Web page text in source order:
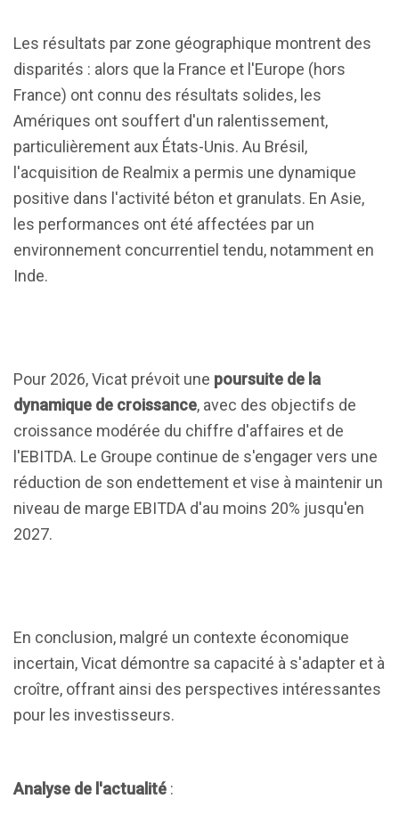
Les résultats par zone géographique montrent des
disparités : alors que la France et l'Europe (hors
France) ont connu des résultats solides, les
Amériques ont souffert d'un ralentissement,
particulièrement aux États-Unis. Au Brésil,
l'acquisition de Realmix a permis une dynamique
positive dans l'activité béton et granulats. En Asie,
les performances ont été affectées par un
environnement concurrentiel tendu, notamment en
Inde.
Pour 2026, Vicat prévoit une poursuite de la
dynamique de croissance, avec des objectifs de
croissance modérée du chiffre d'affaires et de
l'EBITDA. Le Groupe continue de s'engager vers une
réduction de son endettement et vise à maintenir un
niveau de marge EBITDA d'au moins 20% jusqu'en
2027.
En conclusion, malgré un contexte économique
incertain, Vicat démontre sa capacité à s'adapter et à
croître, offrant ainsi des perspectives intéressantes
pour les investisseurs.
Analyse de l'actualité :